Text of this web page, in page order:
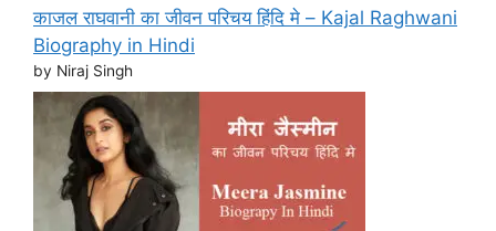
काजल राघवानी का जीवन परिचय हिंदि मे – Kajal Raghwani
Biography in Hindi
by Niraj Singh